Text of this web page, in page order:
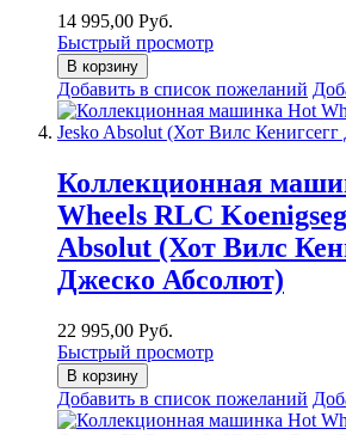
14 995,00 Руб.
Быстрый просмотр
В корзину
Добавить в список пожеланий
Коллекционная
Wheels RLC
Absolut (Хот Вилс
Джеско Абсолют)
22 995,00 Руб.
Быстрый просмотр
В корзину
Добавить в список пожеланий